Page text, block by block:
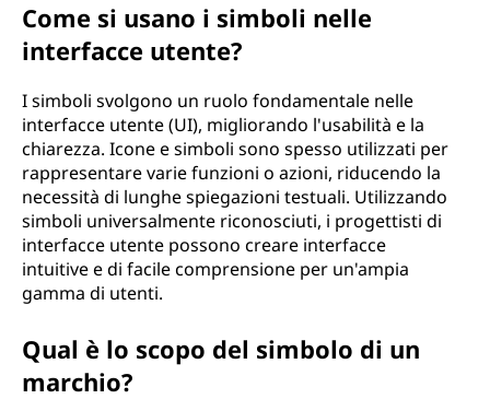
Come si usano i simboli nelle
interfacce utente?
I simboli svolgono un ruolo fondamentale nelle
interfacce utente (UI), migliorando l'usabilità e la
chiarezza. Icone e simboli sono spesso utilizzati per
rappresentare varie funzioni o azioni, riducendo la
necessità di lunghe spiegazioni testuali. Utilizzando
simboli universalmente riconosciuti, i progettisti di
interfacce utente possono creare interfacce
intuitive e di facile comprensione per un'ampia
gamma di utenti.
Qual è lo scopo del simbolo di un
marchio?